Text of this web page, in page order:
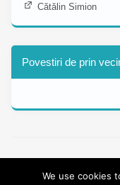
Cătălin Simion
Povestiri de prin
Tema dezvolata
We use cookies